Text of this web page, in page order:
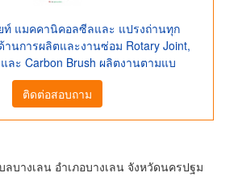
ท์ แมคคานิคอลซีลและ แปรงถ่านทุก
านการผลิตและงานซ่อม Rotary Joint,
ละ Carbon Brush ผลิตงานตามแบ
ติดต่อสอบถาม
บางเลน อำเภอบางเลน จังหวัดนครปฐม